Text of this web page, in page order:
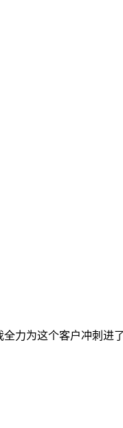
力为这个客户冲刺进